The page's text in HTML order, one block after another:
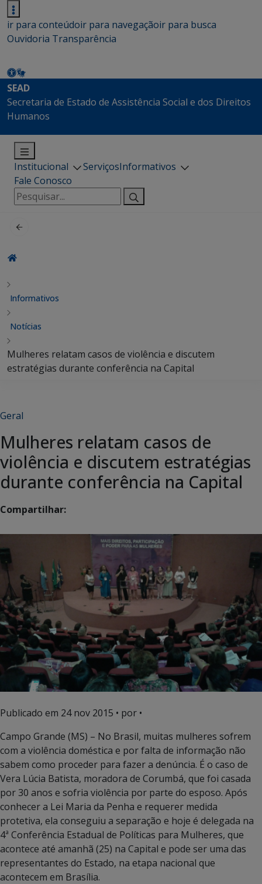
ir para conteúdoir para navegaçãoir para busca
Ouvidoria Transparência
SEAD
Secretaria de Estado de Assistência Social e dos Direitos
Humanos
Institucional ServiçosInformativos
Fale Conosco
Pesquisar
por:
Informativos
Notícias
Mulheres relatam casos de violência e discutem
estratégias durante conferência na Capital
Geral
Mulheres relatam casos de
violência e discutem estratégias
durante conferência na Capital
Compartilhar:
Publicado em 24 nov 2015 • por •
Campo Grande (MS) – No Brasil, muitas mulheres sofrem
com a violência doméstica e por falta de informação não
sabem como proceder para fazer a denúncia. É o caso de
Vera Lúcia Batista, moradora de Corumbá, que foi casada
por 30 anos e sofria violência por parte do esposo. Após
conhecer a Lei Maria da Penha e requerer medida
protetiva, ela conseguiu a separação e hoje é delegada na
4ª Conferência Estadual de Políticas para Mulheres, que
acontece até amanhã (25) na Capital e pode ser uma das
representantes do Estado, na etapa nacional que
acontecem em Brasília.